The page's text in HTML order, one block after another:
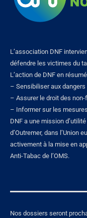
L’association DNF
défendre les victimes du
L’action de DNF en
– Sensibiliser aux
– Assurer le droit des
– Informer sur les
DNF a une mission
d’Outremer, dans l’Union
activement à la mise en
Anti-Tabac de l’OMS.
Nos dossiers seront